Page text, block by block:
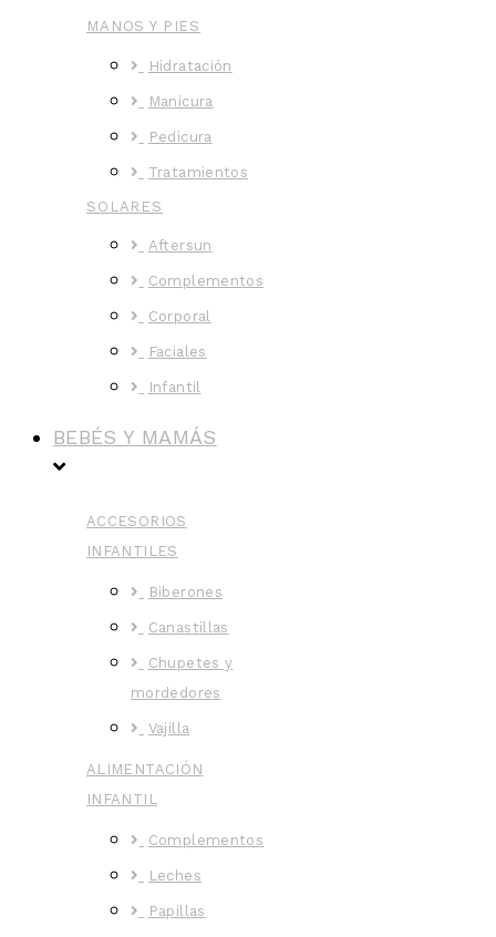
MANOS Y PIES
Hidratación
Manicura
Pedicura
Tratamientos
SOLARES
Aftersun
Complementos
Corporal
Faciales
Infantil
BEBÉS Y MAMÁS
ACCESORIOS
INFANTILES
Biberones
Canastillas
Chupetes y
mordedores
Vajilla
ALIMENTACIÓN
INFANTIL
Complementos
Leches
Papillas